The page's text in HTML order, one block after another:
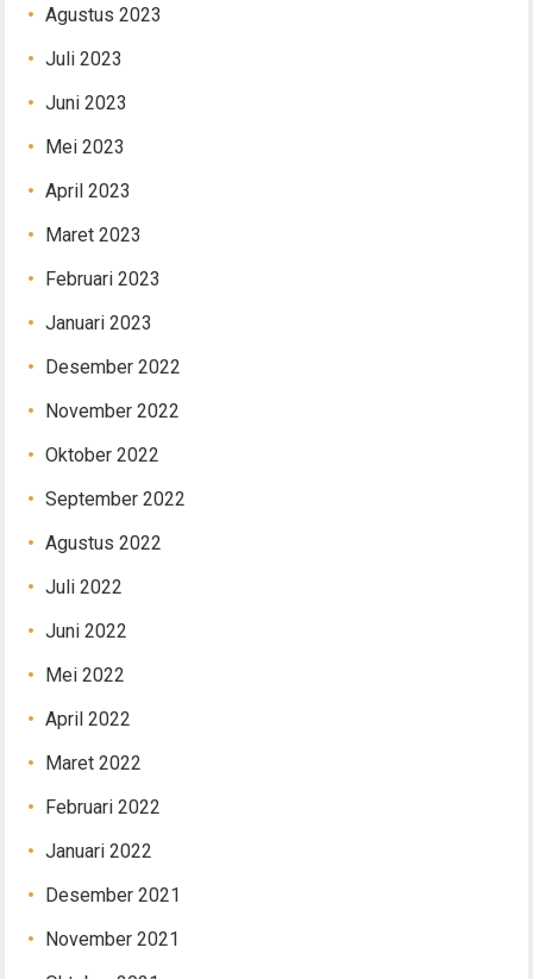
Agustus 2023
Juli 2023
Juni 2023
Mei 2023
April 2023
Maret 2023
Februari 2023
Januari 2023
Desember 2022
November 2022
Oktober 2022
September 2022
Agustus 2022
Juli 2022
Juni 2022
Mei 2022
April 2022
Maret 2022
Februari 2022
Januari 2022
Desember 2021
November 2021